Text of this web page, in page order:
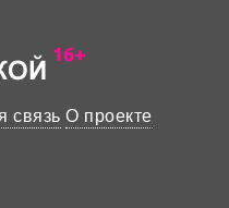
связь О проекте